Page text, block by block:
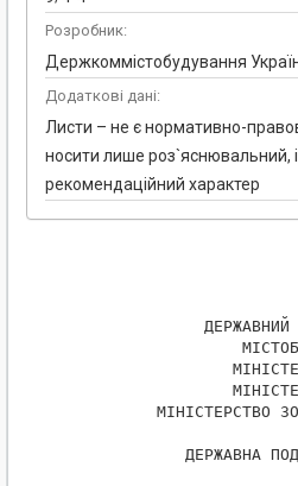
Розробник:
Держкоммістобудування
Додаткові дані:
Листи – не є нормативно-
носити лише роз`яснювальний,
рекомендаційний характер
ДЕРЖАВНИЙ
МІНІСТЕРСТВО
ДЕРЖАВНА